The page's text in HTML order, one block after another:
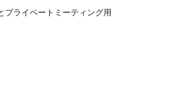
プライベートミーティング用